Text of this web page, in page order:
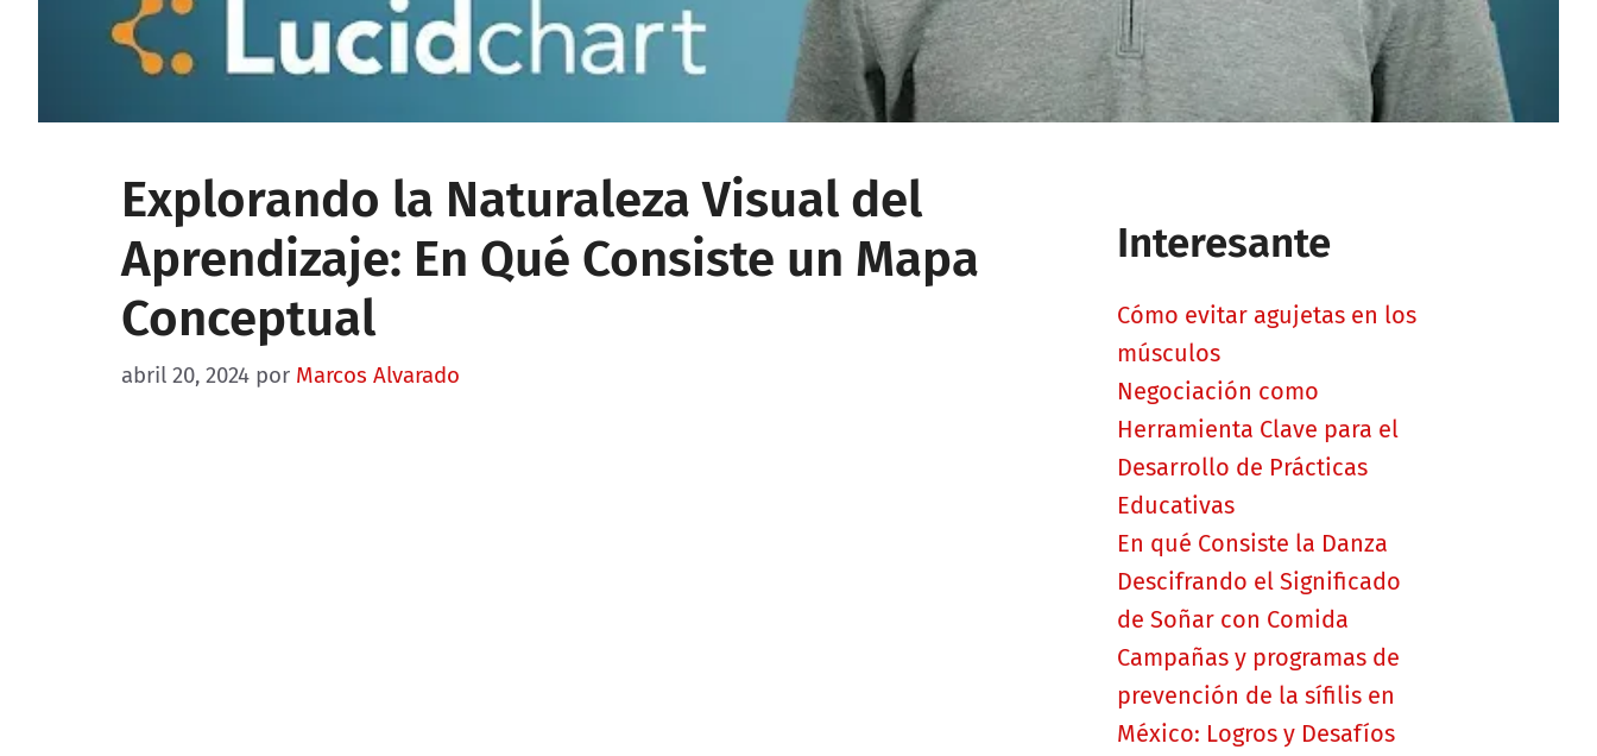
Explorando la Naturaleza Visual del
Aprendizaje: En Qué Consiste un Mapa
Conceptual
abril 20, 2024 por Marcos Alvarado
Interesante
Cómo evitar agujetas en los
músculos
Negociación como
Herramienta Clave para el
Desarrollo de Prácticas
Educativas
En qué Consiste la Danza
Descifrando el Significado
de Soñar con Comida
Campañas y programas de
prevención de la sífilis en
México: Logros y Desafíos